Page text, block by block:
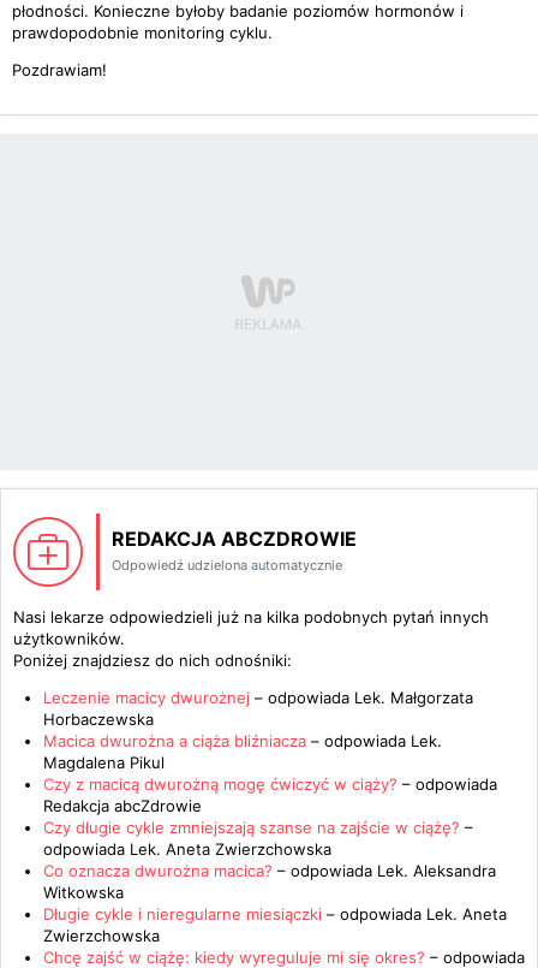
płodności. Konieczne byłoby badanie poziomów hormonów i
prawdopodobnie monitoring cyklu.
Pozdrawiam!
REDAKCJA ABCZDROWIE
Odpowiedź udzielona automatycznie
Nasi lekarze odpowiedzieli już na kilka podobnych pytań innych
użytkowników.
Poniżej znajdziesz do nich odnośniki:
Leczenie macicy dwurożnej – odpowiada Lek. Małgorzata
Horbaczewska
Macica dwurożna a ciąża bliźniacza – odpowiada Lek.
Magdalena Pikul
Czy z macicą dwurożną mogę ćwiczyć w ciąży? – odpowiada
Redakcja abcZdrowie
Czy długie cykle zmniejszają szanse na zajście w ciążę? –
odpowiada Lek. Aneta Zwierzchowska
Co oznacza dwurożna macica? – odpowiada Lek. Aleksandra
Witkowska
Długie cykle i nieregularne miesiączki – odpowiada Lek. Aneta
Zwierzchowska
Chcę zajść w ciążę: kiedy wyreguluje mi się okres? – odpowiada